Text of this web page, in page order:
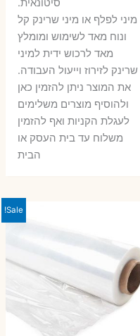
סיטונאית.
מיני לפלף או מיני שרינק קל
ונוח מאד לשימוש ומומלץ
מאד לרכוש ידית למיני
שרינק לזירוז וייעול העבודה.
את המוצר ניתן להזמין כאן
ולהוסיף מוצרים משלימים
לעגלת הקניות ואף להזמין
משלוח עד בית העסק או
הבית
Sale!